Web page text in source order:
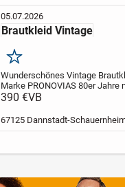
05.07.2026
Brautkleid Vintage
Merken
Wunderschönes Vintage
Marke PRONOVIAS 80er Jahre
Spitzen und Ketten am Oberteil.
und Tasche. Passend für Gr 36-
390 €VB
67125 Dannstadt-